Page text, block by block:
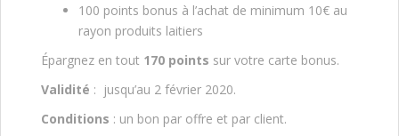
100 points bonus à l’achat de minimum 10€ au
rayon produits laitiers
Épargnez en tout 170 points sur votre carte bonus.
Validité : jusqu’au 2 février 2020.
Conditions : un bon par offre et par client.